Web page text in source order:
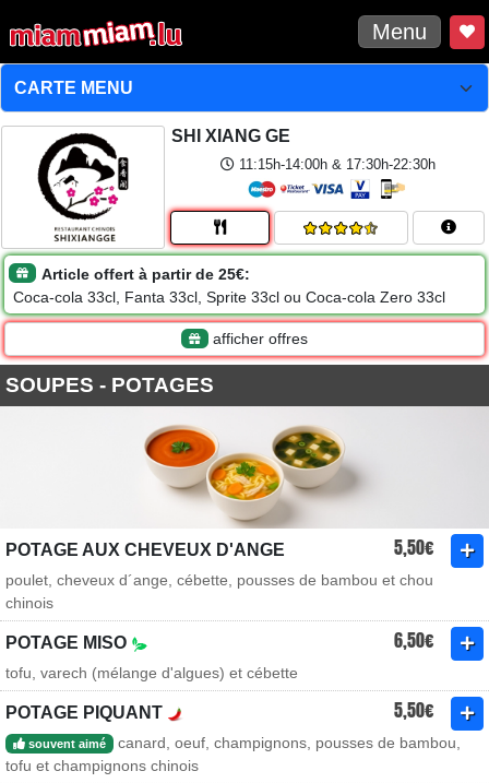
Menu
SHI XIANG GE
11:15h-14:00h & 17:30h-22:30h
Article offert à partir de 25€:
Coca-cola 33cl, Fanta 33cl, Sprite 33cl ou Coca-cola Zero 33cl
afficher offres
SOUPES - POTAGES
POTAGE AUX CHEVEUX D'ANGE 5,50€
poulet, cheveux d´ange, cébette, pousses de bambou et chou
chinois
POTAGE MISO 6,50€
tofu, varech (mélange d'algues) et cébette
POTAGE PIQUANT 5,50€
souvent aimé
canard, oeuf, champignons, pousses de bambou,
tofu et champignons chinois